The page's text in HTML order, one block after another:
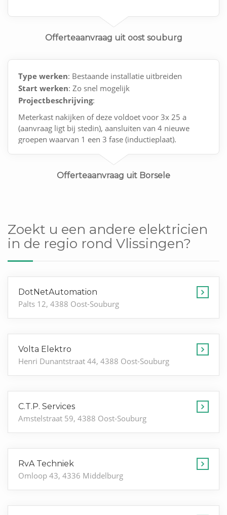
Offerteaanvraag uit oost souburg
Type werken: Bestaande installatie uitbreiden
Start werken: Zo snel mogelijk
Projectbeschrijving:
Meterkast nakijken of deze voldoet voor 3x 25 a
(aanvraag ligt bij stedin), aansluiten van 4 nieuwe
groepen waarvan 1 een 3 fase (inductieplaat).
Offerteaanvraag uit Borsele
Zoekt u een andere elektricien
in de regio rond Vlissingen?
DotNetAutomation
Palts 12, 4388 Oost-Souburg
Volta Elektro
Henri Dunantstraat 44, 4388 Oost-Souburg
C.T.P. Services
Amstelstraat 59, 4388 Oost-Souburg
RvA Techniek
Omloop 43, 4336 Middelburg